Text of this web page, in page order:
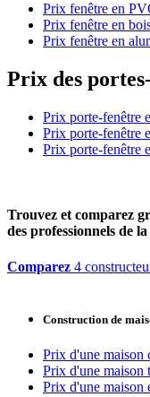
Prix fenêtre en
Prix fenêtre en
Prix fenêtre en
Prix des
Prix porte-fenêtre
Prix porte-fenêtre
Prix porte-fenêtre
Trouvez et comparez
des professionnels de
Comparez 4
Construction de
Prix d'une maison
Prix d'une maison
Prix d'une maison